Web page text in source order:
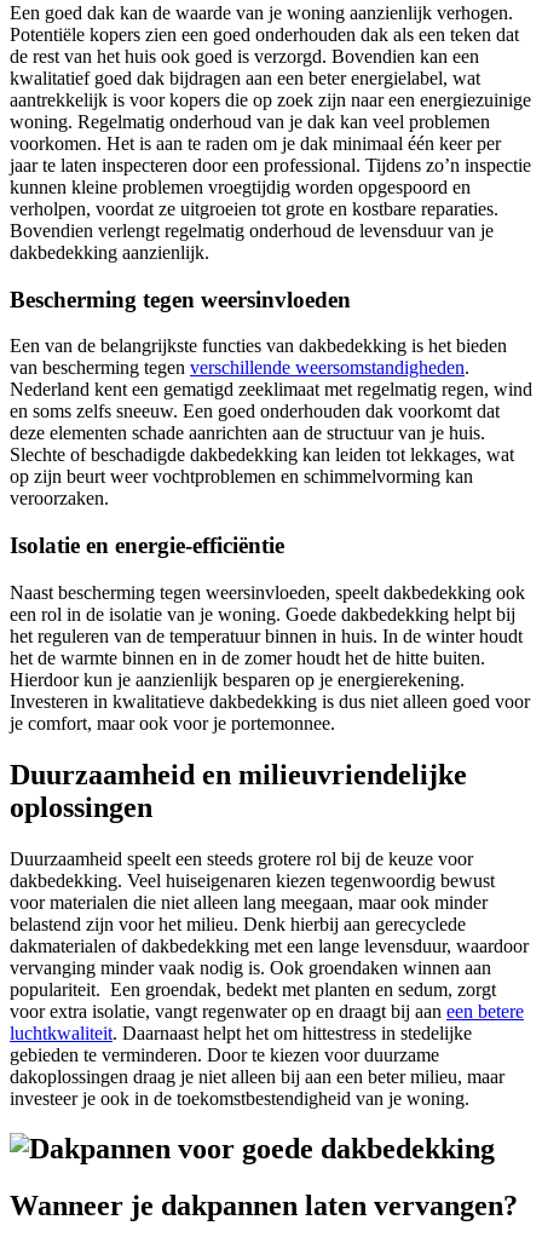
Een goed dak kan de waarde van je woning aanzienlijk verhogen.
Potentiële kopers zien een goed onderhouden dak als een teken dat
de rest van het huis ook goed is verzorgd. Bovendien kan een
kwalitatief goed dak bijdragen aan een beter energielabel, wat
aantrekkelijk is voor kopers die op zoek zijn naar een energiezuinige
woning. Regelmatig onderhoud van je dak kan veel problemen
voorkomen. Het is aan te raden om je dak minimaal één keer per
jaar te laten inspecteren door een professional. Tijdens zo’n inspectie
kunnen kleine problemen vroegtijdig worden opgespoord en
verholpen, voordat ze uitgroeien tot grote en kostbare reparaties.
Bovendien verlengt regelmatig onderhoud de levensduur van je
dakbedekking aanzienlijk.
Bescherming tegen weersinvloeden
Een van de belangrijkste functies van dakbedekking is het bieden
van bescherming tegen verschillende weersomstandigheden.
Nederland kent een gematigd zeeklimaat met regelmatig regen, wind
en soms zelfs sneeuw. Een goed onderhouden dak voorkomt dat
deze elementen schade aanrichten aan de structuur van je huis.
Slechte of beschadigde dakbedekking kan leiden tot lekkages, wat
op zijn beurt weer vochtproblemen en schimmelvorming kan
veroorzaken.
Isolatie en energie-efficiëntie
Naast bescherming tegen weersinvloeden, speelt dakbedekking ook
een rol in de isolatie van je woning. Goede dakbedekking helpt bij
het reguleren van de temperatuur binnen in huis. In de winter houdt
het de warmte binnen en in de zomer houdt het de hitte buiten.
Hierdoor kun je aanzienlijk besparen op je energierekening.
Investeren in kwalitatieve dakbedekking is dus niet alleen goed voor
je comfort, maar ook voor je portemonnee.
Duurzaamheid en milieuvriendelijke
oplossingen
Duurzaamheid speelt een steeds grotere rol bij de keuze voor
dakbedekking. Veel huiseigenaren kiezen tegenwoordig bewust
voor materialen die niet alleen lang meegaan, maar ook minder
belastend zijn voor het milieu. Denk hierbij aan gerecyclede
dakmaterialen of dakbedekking met een lange levensduur, waardoor
vervanging minder vaak nodig is. Ook groendaken winnen aan
populariteit. Een groendak, bedekt met planten en sedum, zorgt
voor extra isolatie, vangt regenwater op en draagt bij aan een betere
luchtkwaliteit. Daarnaast helpt het om hittestress in stedelijke
gebieden te verminderen. Door te kiezen voor duurzame
dakoplossingen draag je niet alleen bij aan een beter milieu, maar
investeer je ook in de toekomstbestendigheid van je woning.
Wanneer je dakpannen laten vervangen?